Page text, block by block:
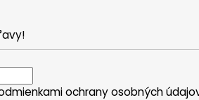
ochrany osobných